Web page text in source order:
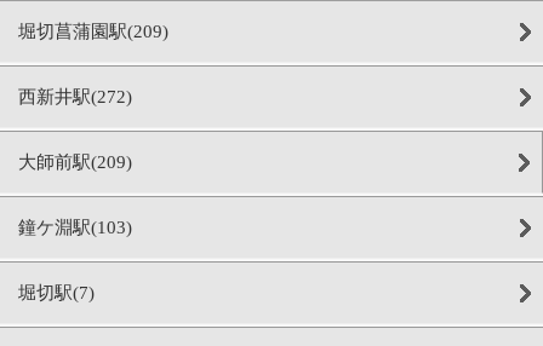
堀切菖蒲園駅(209)
西新井駅(272)
大師前駅(209)
鐘ケ淵駅(103)
堀切駅(7)